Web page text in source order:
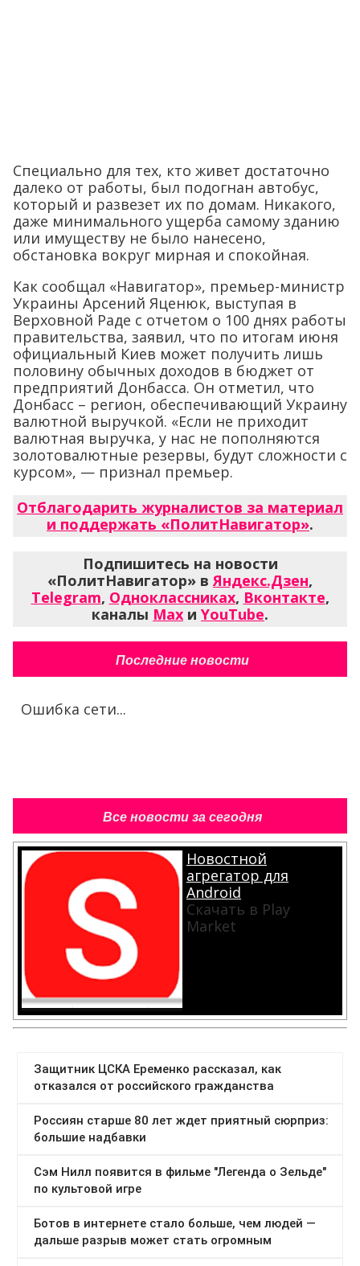
Специально для тех, кто живет достаточно
далеко от работы, был подогнан автобус,
который и развезет их по домам. Никакого,
даже минимального ущерба самому зданию
или имуществу не было нанесено,
обстановка вокруг мирная и спокойная.
Как сообщал «Навигатор», премьер-министр
Украины Арсений Яценюк, выступая в
Верховной Раде с отчетом о 100 днях работы
правительства, заявил, что по итогам июня
официальный Киев может получить лишь
половину обычных доходов в бюджет от
предприятий Донбасса. Он отметил, что
Донбасс – регион, обеспечивающий Украину
валютной выручкой. «Если не приходит
валютная выручка, у нас не пополняются
золотовалютные резервы, будут сложности с
курсом», — признал премьер.
Отблагодарить журналистов за материал
и поддержать «ПолитНавигатор».
Подпишитесь на новости
«ПолитНавигатор» в Яндекс.Дзен,
Telegram, Одноклассниках, Вконтакте,
каналы Max и YouTube.
Последние новости
Ошибка сети...
Все новости за сегодня
Новостной
агрегатор для
Android
Скачать в Play
Market